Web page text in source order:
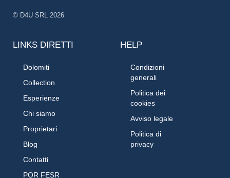
© D4U SRL 2026
LINKS DIRETTI
Dolomiti
Collection
Esperienze
Chi siamo
Proprietari
Blog
Contatti
POR FESR
HELP
Condizioni
generali
Politica dei
cookies
Avviso legale
Politica di
privacy